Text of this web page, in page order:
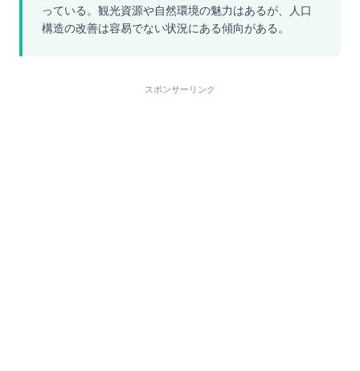
っている。観光資源や自然環境の魅力はあるが、人口
構造の改善は容易でない状況にある傾向がある。
スポンサーリンク